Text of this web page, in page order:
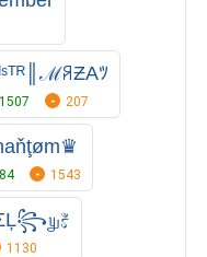
ﾂ
1507 207
1543
1130